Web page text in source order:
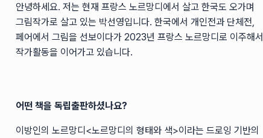
안녕하세요. 저는 현재 프랑스 노르망디에서 살고 한국도 오가며
그림작가로 살고 있는 박선영입니다. 한국에서 개인전과 단체전,
페어에서 그림을 선보이다가 2023년 프랑스 노르망디로 이주해서
작가활동을 이어가고 있습니다.
어떤 책을 독립출판하셨나요?
이방인의 노르망디<노르망디의 형태와 색>이라는 드로잉 기반의